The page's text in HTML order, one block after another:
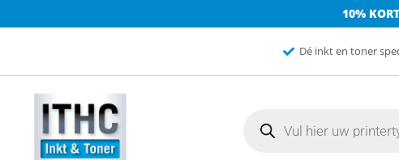
10%
Dé inkt en toner